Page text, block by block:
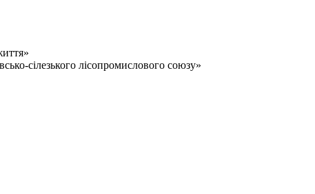
сілезького лісопромислового союзу»